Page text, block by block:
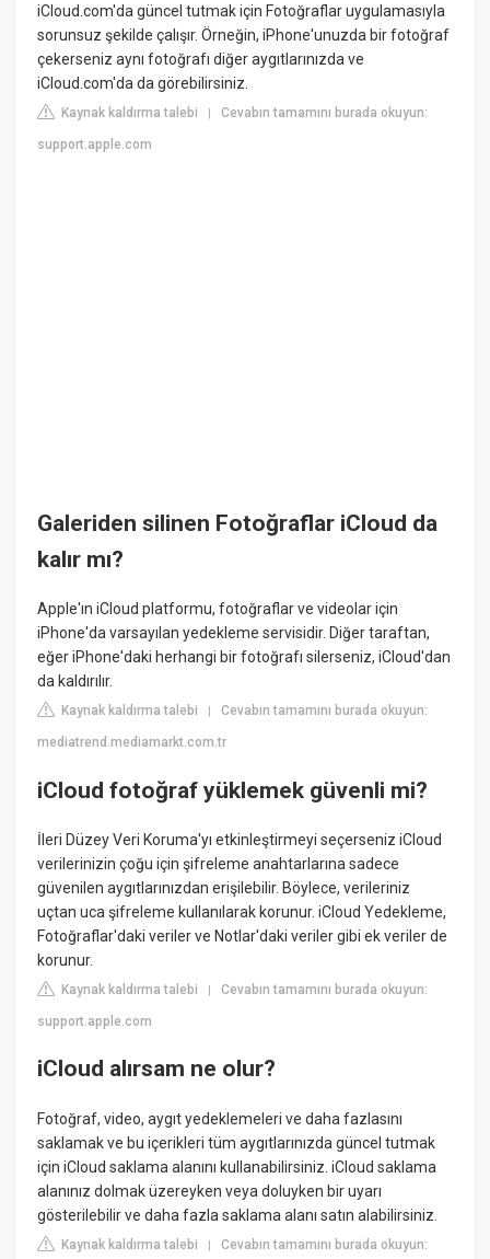
iCloud.com'da güncel tutmak için Fotoğraflar uygulamasıyla
sorunsuz şekilde çalışır. Örneğin, iPhone'unuzda bir fotoğraf
çekerseniz aynı fotoğrafı diğer aygıtlarınızda ve
iCloud.com'da da görebilirsiniz.
Kaynak kaldırma talebi |Cevabın tamamını burada okuyun:
support.apple.com
Galeriden silinen Fotoğraflar iCloud da
kalır mı?
Apple'ın iCloud platformu, fotoğraflar ve videolar için
iPhone'da varsayılan yedekleme servisidir. Diğer taraftan,
eğer iPhone'daki herhangi bir fotoğrafı silerseniz, iCloud'dan
da kaldırılır.
Kaynak kaldırma talebi |Cevabın tamamını burada okuyun:
mediatrend.mediamarkt.com.tr
iCloud fotoğraf yüklemek güvenli mi?
İleri Düzey Veri Koruma'yı etkinleştirmeyi seçerseniz iCloud
verilerinizin çoğu için şifreleme anahtarlarına sadece
güvenilen aygıtlarınızdan erişilebilir. Böylece, verileriniz
uçtan uca şifreleme kullanılarak korunur. iCloud Yedekleme,
Fotoğraflar'daki veriler ve Notlar'daki veriler gibi ek veriler de
korunur.
Kaynak kaldırma talebi |Cevabın tamamını burada okuyun:
support.apple.com
iCloud alırsam ne olur?
Fotoğraf, video, aygıt yedeklemeleri ve daha fazlasını
saklamak ve bu içerikleri tüm aygıtlarınızda güncel tutmak
için iCloud saklama alanını kullanabilirsiniz. iCloud saklama
alanınız dolmak üzereyken veya doluyken bir uyarı
gösterilebilir ve daha fazla saklama alanı satın alabilirsiniz.
Kaynak kaldırma talebi |Cevabın tamamını burada okuyun: